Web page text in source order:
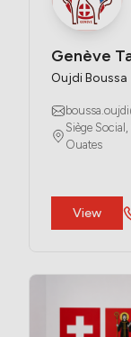
Genève
Oujdi Boussa
Siège
Ouates
​View